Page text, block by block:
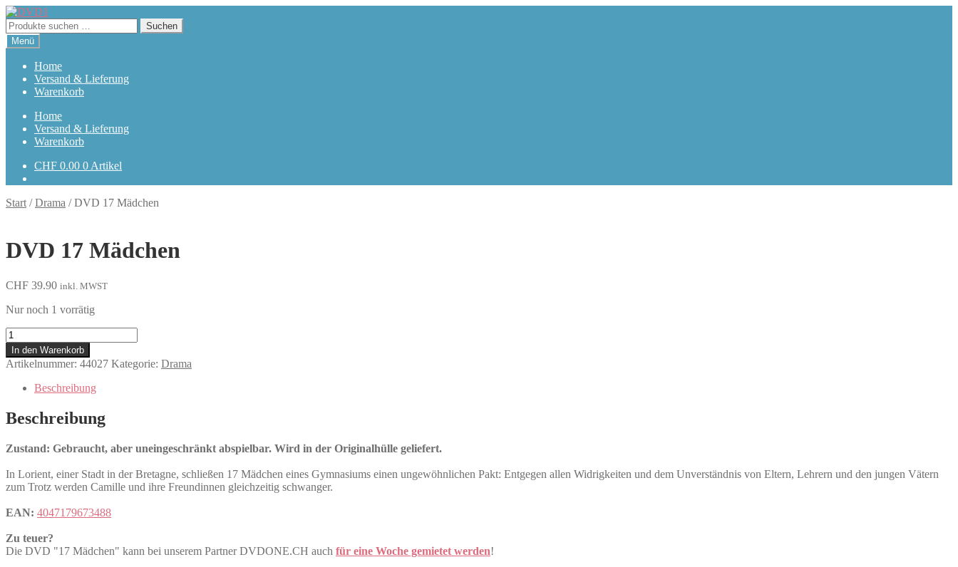
Zur
Navigation
springen
Zum
Inhalt
springen
Suchen
nach:
Suchen
Menü
Home
Versand & Lieferung
Warenkorb
Home
Versand & Lieferung
Warenkorb
CHF 0.00 0 Artikel
Start /Drama /DVD 17 Mädchen
DVD 17 Mädchen
CHF 39.90 inkl. MWST
Nur noch 1 vorrätig
17
Mädchen
Menge
In den Warenkorb
Artikelnummer: 44027 Kategorie: Drama
Beschreibung
Beschreibung
Zustand: Gebraucht, aber uneingeschränkt abspielbar. Wird in der Originalhülle geliefert.
In Lorient, einer Stadt in der Bretagne, schließen 17 Mädchen eines Gymnasiums einen ungewöhnlichen Pakt: Entgegen allen Widrigkeiten und dem Unverständnis von Eltern, Lehrern und den jungen Vätern
zum Trotz werden Camille und ihre Freundinnen gleichzeitig schwanger.
EAN: 4047179673488
Zu teuer?
Die DVD "17 Mädchen" kann bei unserem Partner DVDONE.CH auch für eine Woche gemietet werden!